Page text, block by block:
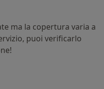
ma la copertura varia a
puoi verificarlo